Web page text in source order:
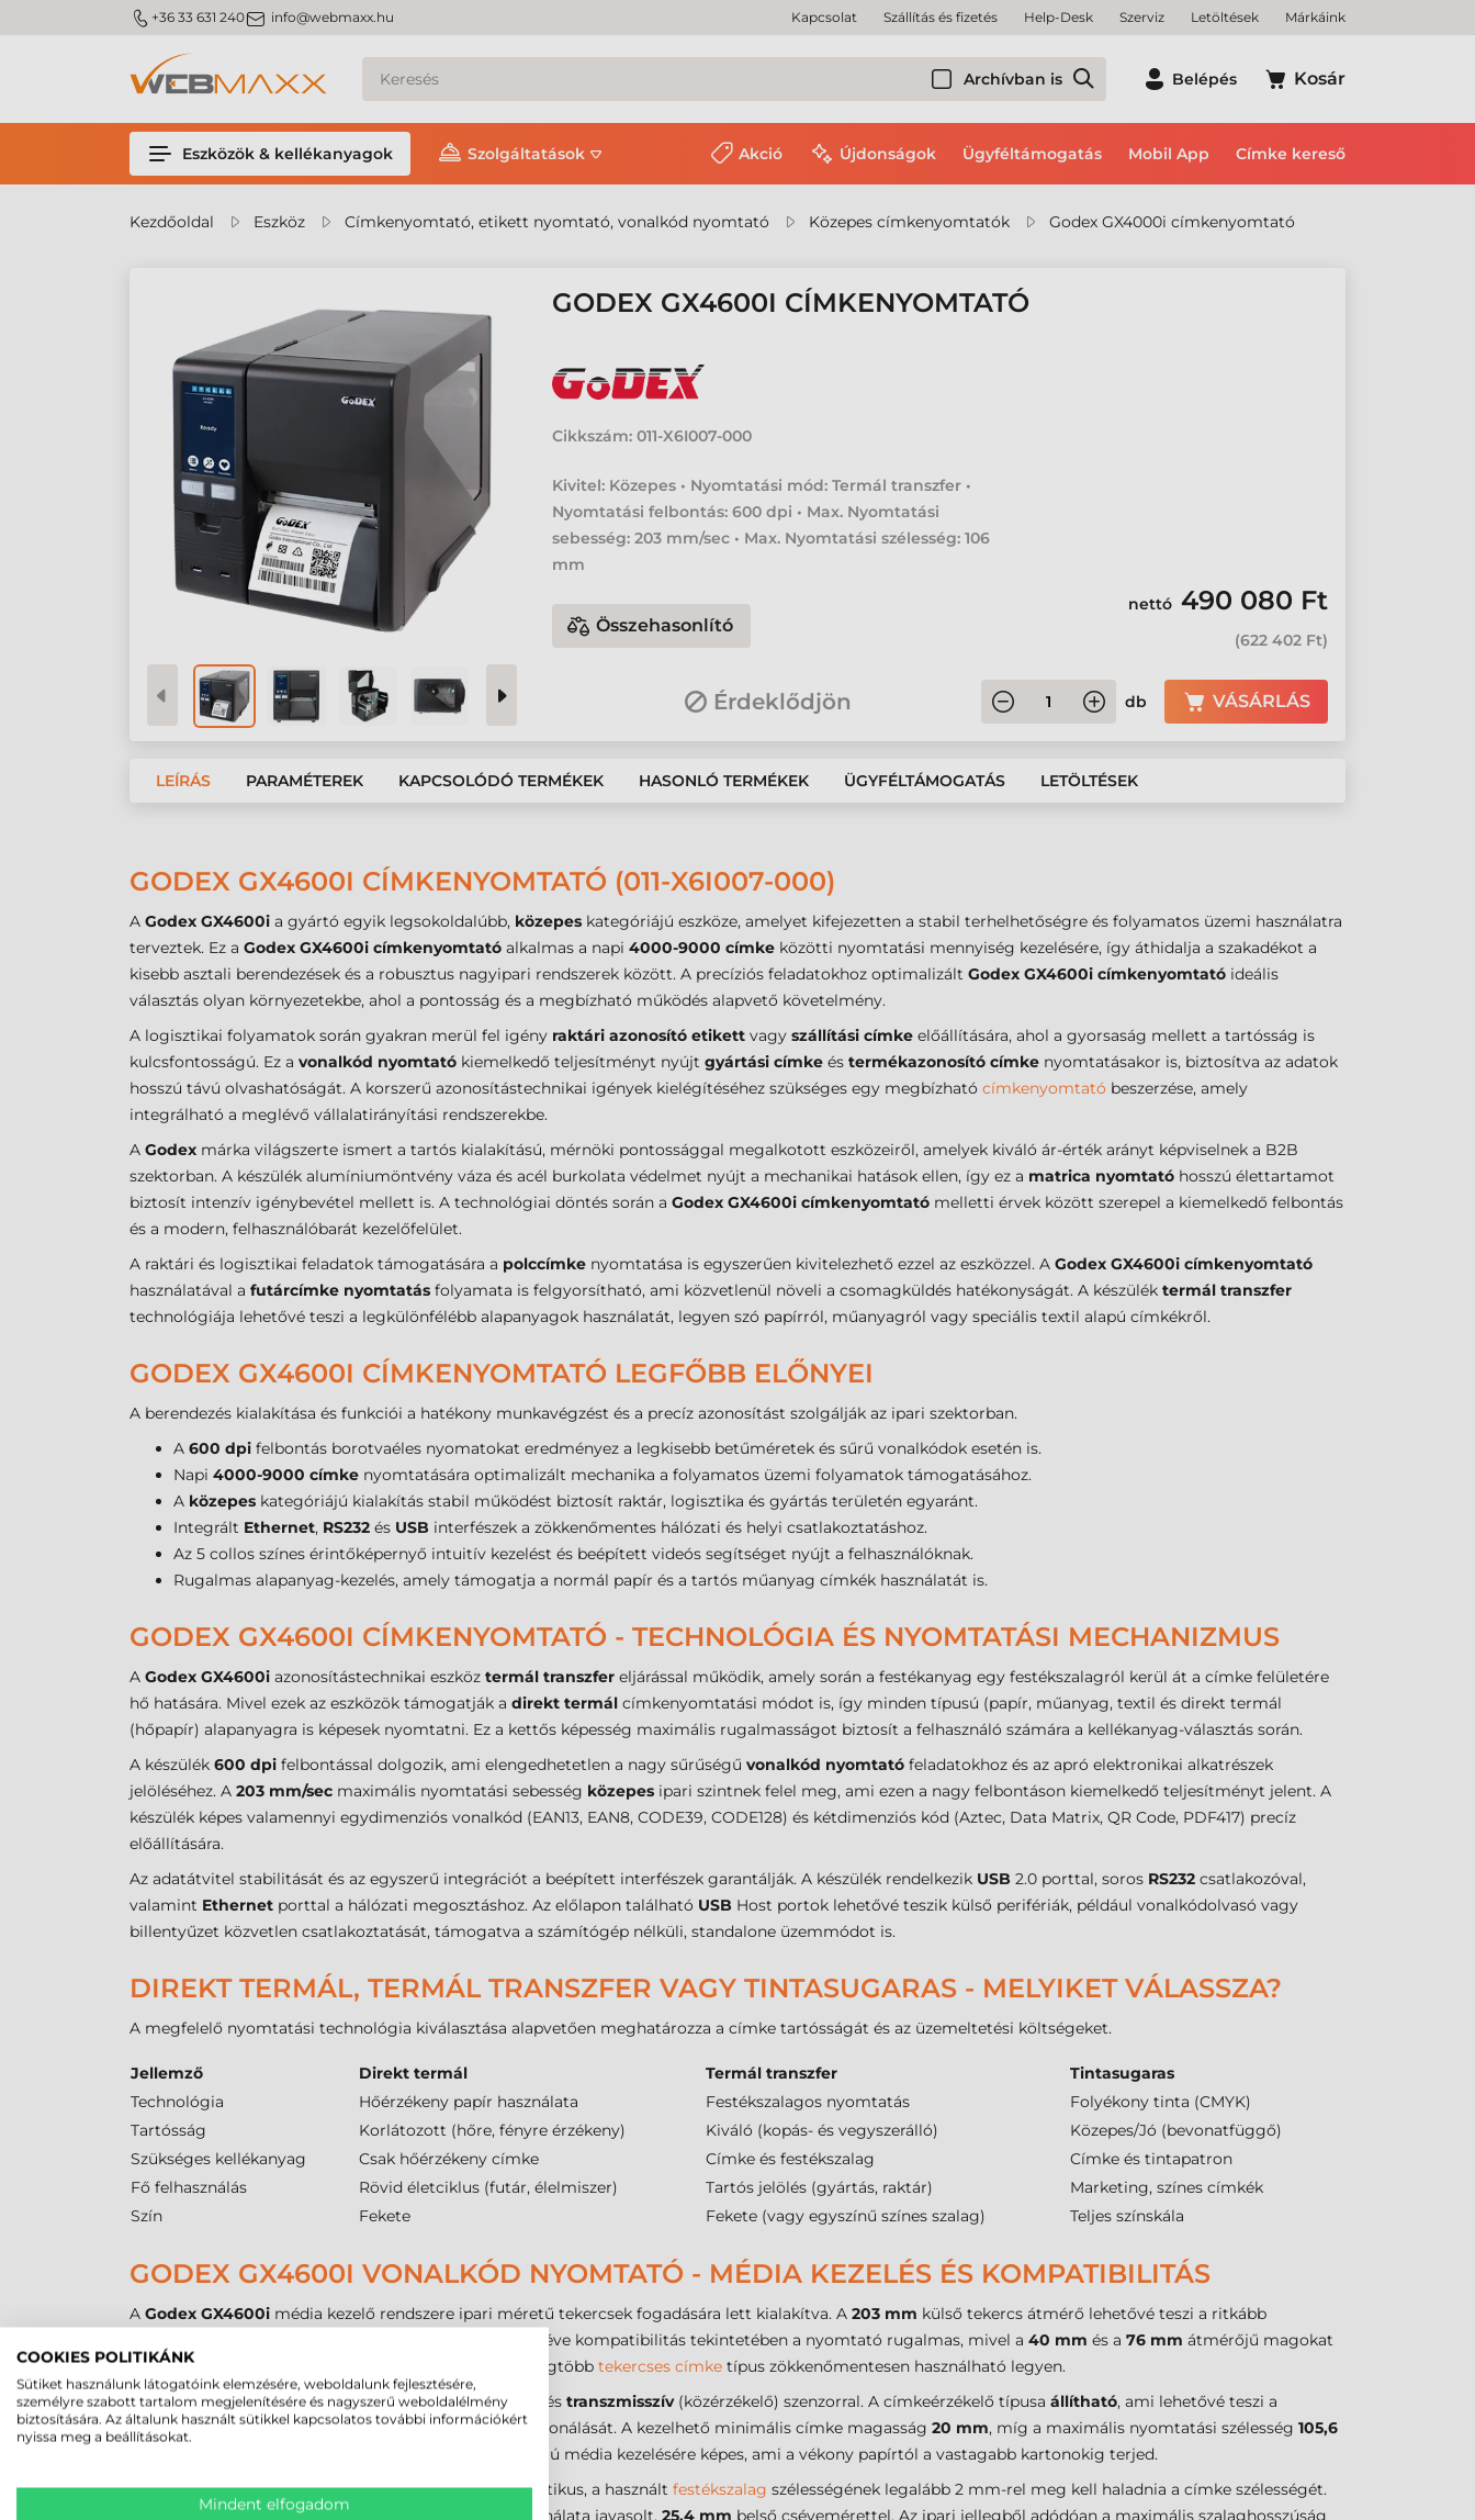
m_phone +36 33 631 240m_email info@webmaxx.hu Kapcsolat Szállítás és fizetés Help-Desk Szerviz Letöltések Márkáink
Archívban is Belépés Kosár
Eszközök & kellékanyagok Szolgáltatások Akció Újdonságok Ügyféltámogatás Mobil App Címke kereső
Kezdőoldal Eszköz Címkenyomtató, etikett nyomtató, vonalkód nyomtató Közepes címkenyomtatók Godex GX4000i címkenyomtató
GODEX GX4600I CÍMKENYOMTATÓ
Cikkszám: 011-X6I007-000
Kivitel: Közepes • Nyomtatási mód: Termál transzfer •
Nyomtatási felbontás: 600 dpi • Max. Nyomtatási
sebesség: 203 mm/sec • Max. Nyomtatási szélesség: 106
mm
Összehasonlító
nettó 490 080 Ft
(622 402 Ft)
Érdeklődjön db VÁSÁRLÁS
LEÍRÁS PARAMÉTEREK KAPCSOLÓDÓ TERMÉKEK HASONLÓ TERMÉKEK ÜGYFÉLTÁMOGATÁS LETÖLTÉSEK
GODEX GX4600I CÍMKENYOMTATÓ (011-X6I007-000)
A Godex GX4600i a gyártó egyik legsokoldalúbb, közepes kategóriájú eszköze, amelyet kifejezetten a stabil terhelhetőségre és folyamatos üzemi használatra
terveztek. Ez a Godex GX4600i címkenyomtató alkalmas a napi 4000-9000 címke közötti nyomtatási mennyiség kezelésére, így áthidalja a szakadékot a
kisebb asztali berendezések és a robusztus nagyipari rendszerek között. A precíziós feladatokhoz optimalizált Godex GX4600i címkenyomtató ideális
választás olyan környezetekbe, ahol a pontosság és a megbízható működés alapvető követelmény.
A logisztikai folyamatok során gyakran merül fel igény raktári azonosító etikett vagy szállítási címke előállítására, ahol a gyorsaság mellett a tartósság is
kulcsfontosságú. Ez a vonalkód nyomtató kiemelkedő teljesítményt nyújt gyártási címke és termékazonosító címke nyomtatásakor is, biztosítva az adatok
hosszú távú olvashatóságát. A korszerű azonosítástechnikai igények kielégítéséhez szükséges egy megbízható címkenyomtató beszerzése, amely
integrálható a meglévő vállalatirányítási rendszerekbe.
A Godex márka világszerte ismert a tartós kialakítású, mérnöki pontossággal megalkotott eszközeiről, amelyek kiváló ár-érték arányt képviselnek a B2B
szektorban. A készülék alumíniumöntvény váza és acél burkolata védelmet nyújt a mechanikai hatások ellen, így ez a matrica nyomtató hosszú élettartamot
biztosít intenzív igénybevétel mellett is. A technológiai döntés során a Godex GX4600i címkenyomtató melletti érvek között szerepel a kiemelkedő felbontás
és a modern, felhasználóbarát kezelőfelület.
A raktári és logisztikai feladatok támogatására a polccímke nyomtatása is egyszerűen kivitelezhető ezzel az eszközzel. A Godex GX4600i címkenyomtató
használatával a futárcímke nyomtatás folyamata is felgyorsítható, ami közvetlenül növeli a csomagküldés hatékonyságát. A készülék termál transzfer
technológiája lehetővé teszi a legkülönfélébb alapanyagok használatát, legyen szó papírról, műanyagról vagy speciális textil alapú címkékről.
GODEX GX4600I CÍMKENYOMTATÓ LEGFŐBB ELŐNYEI
A berendezés kialakítása és funkciói a hatékony munkavégzést és a precíz azonosítást szolgálják az ipari szektorban.
A 600 dpi felbontás borotvaéles nyomatokat eredményez a legkisebb betűméretek és sűrű vonalkódok esetén is.
Napi 4000-9000 címke nyomtatására optimalizált mechanika a folyamatos üzemi folyamatok támogatásához.
A közepes kategóriájú kialakítás stabil működést biztosít raktár, logisztika és gyártás területén egyaránt.
Integrált Ethernet, RS232 és USB interfészek a zökkenőmentes hálózati és helyi csatlakoztatáshoz.
Az 5 collos színes érintőképernyő intuitív kezelést és beépített videós segítséget nyújt a felhasználóknak.
Rugalmas alapanyag-kezelés, amely támogatja a normál papír és a tartós műanyag címkék használatát is.
GODEX GX4600I CÍMKENYOMTATÓ - TECHNOLÓGIA ÉS NYOMTATÁSI MECHANIZMUS
A Godex GX4600i azonosítástechnikai eszköz termál transzfer eljárással működik, amely során a festékanyag egy festékszalagról kerül át a címke felületére
hő hatására. Mivel ezek az eszközök támogatják a direkt termál címkenyomtatási módot is, így minden típusú (papír, műanyag, textil és direkt termál
(hőpapír) alapanyagra is képesek nyomtatni. Ez a kettős képesség maximális rugalmasságot biztosít a felhasználó számára a kellékanyag-választás során.
A készülék 600 dpi felbontással dolgozik, ami elengedhetetlen a nagy sűrűségű vonalkód nyomtató feladatokhoz és az apró elektronikai alkatrészek
jelöléséhez. A 203 mm/sec maximális nyomtatási sebesség közepes ipari szintnek felel meg, ami ezen a nagy felbontáson kiemelkedő teljesítményt jelent. A
készülék képes valamennyi egydimenziós vonalkód (EAN13, EAN8, CODE39, CODE128) és kétdimenziós kód (Aztec, Data Matrix, QR Code, PDF417) precíz
előállítására.
Az adatátvitel stabilitását és az egyszerű integrációt a beépített interfészek garantálják. A készülék rendelkezik USB 2.0 porttal, soros RS232 csatlakozóval,
valamint Ethernet porttal a hálózati megosztáshoz. Az előlapon található USB Host portok lehetővé teszik külső perifériák, például vonalkódolvasó vagy
billentyűzet közvetlen csatlakoztatását, támogatva a számítógép nélküli, standalone üzemmódot is.
DIREKT TERMÁL, TERMÁL TRANSZFER VAGY TINTASUGARAS - MELYIKET VÁLASSZA?
A megfelelő nyomtatási technológia kiválasztása alapvetően meghatározza a címke tartósságát és az üzemeltetési költségeket.
Jellemző Direkt termál Termál transzfer
Tintasugaras
Technológia
Hőérzékeny papír használata Festékszalagos nyomtatás
Folyékony tinta (CMYK)
Tartósság
Korlátozott (hőre, fényre érzékeny) Kiváló (kopás- és vegyszerálló)
Közepes/Jó (bevonatfüggő)
Szükséges kellékanyag
Csak hőérzékeny címke Címke és festékszalag
Címke és tintapatron
Fő felhasználás
Rövid életciklus (futár, élelmiszer) Tartós jelölés (gyártás, raktár)
Marketing, színes címkék
Szín
Fekete Fekete (vagy egyszínű színes szalag) Teljes színskála
GODEX GX4600I VONALKÓD NYOMTATÓ - MÉDIA KEZELÉS ÉS KOMPATIBILITÁS
A Godex GX4600i média kezelő rendszere ipari méretű tekercsek fogadására lett kialakítva. A 203 mm külső tekercs átmérő lehetővé teszi a ritkább
kellékanyag-cserét, ami növeli az üzemidőt. A belső cséve kompatibilitás tekintetében a nyomtató rugalmas, mivel a 40 mm és a 76 mm átmérőjű magokat
egyaránt kezeli. Ez biztosítja, hogy a piacon elérhető legtöbb tekercses címke típus zökkenőmentesen használható legyen.
A nyomtató egyaránt rendelkezikreflektív(fekete jel) és transzmisszív(közérzékelő) szenzorral. A címkeérzékelő típusa állítható, ami lehetővé teszi a
szabálytalan alakú vagy perforált címkék pontos pozicionálását. A kezelhető minimális címke magasság 20 mm, míg a maximális nyomtatási szélesség 105,6
közötti vastagságú média kezelésére képes, ami a vékony papírtól a vastagabb kartonokig terjed.
Mivel atermál transzfereljárás során a fej védelme kritikus, a használt festékszalag szélességének legalább 2 mm-rel meg kell haladnia a címke szélességét.
Azink-out(külső festékes) tekercselésű szalagok használata javasolt, 25,4 mm belső csévemérettel. Az ipari jellegből adódóan a maximális szalaghosszúság
COOKIES POLITIKÁNK
Sütiket használunk látogatóink elemzésére, weboldalunk fejlesztésére,
személyre szabott tartalom megjelenítésére és nagyszerű weboldalélmény
biztosítására. Az általunk használt sütikkel kapcsolatos további információkért
nyissa meg a beállításokat.
Mindent elfogadom